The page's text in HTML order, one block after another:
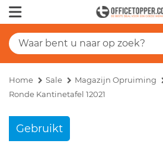
Home Sale
Magazijn Opruiming
Ronde Kantinetafel 12021
Gebruikt